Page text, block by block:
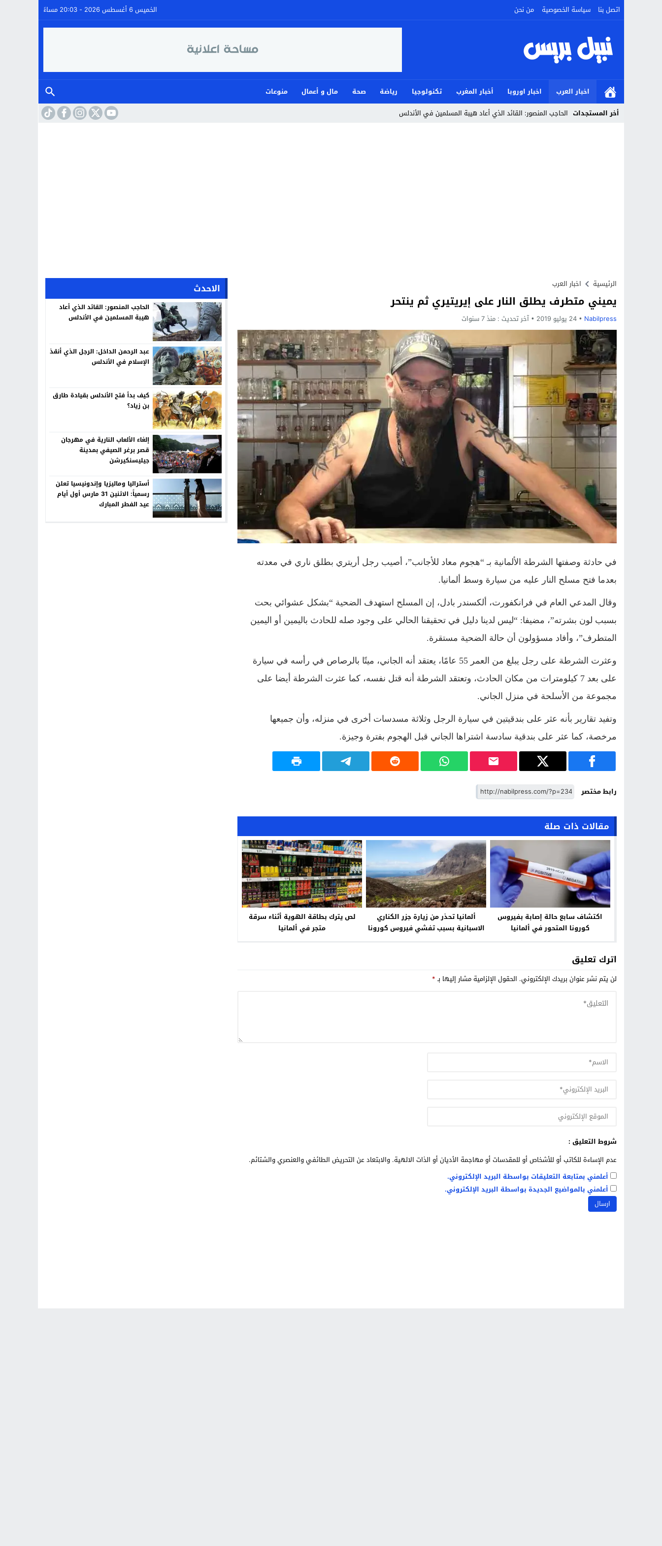
اتصل بنا سياسة الخصوصية من نحن الخميس 6 أغسطس 2026 - 20:03 مساءً
اخبار العرب اخبار اوروبا أخبار المغرب تكنولوجيا رياضة صحة مال و أعمال
منوعات
أخر المستجدات الحاجب المنصور: القائد الذي أعاد هيبة المسلمين في الأندلس
الرئيسية اخبار العرب
يميني متطرف يطلق النار على إيريتيري ثم ينتحر
Nabilpress 24 يوليو 2019 آخر تحديث : منذ 7 سنوات
في حادثة وصفتها الشرطة الألمانية بـ “هجوم معاد للأجانب”، أصيب رجل أريتري بطلق ناري في معدته
بعدما فتح مسلح النار عليه من سيارة وسط ألمانيا.
وقال المدعي العام في فرانكفورت، ألكسندر بادل، إن المسلح استهدف الضحية “بشكل عشوائي بحت
بسبب لون بشرته”، مضيفا: “ليس لدينا دليل في تحقيقنا الحالي على وجود صله للحادث باليمين أو اليمين
المتطرف”، وأفاد مسؤولون أن حالة الضحية مستقرة.
وعثرت الشرطة على رجل يبلغ من العمر 55 عامًا، يعتقد أنه الجاني، ميتًا بالرصاص في رأسه في سيارة
على بعد 7 كيلومترات من مكان الحادث، وتعتقد الشرطة أنه قتل نفسه، كما عثرت الشرطة أيضا على
مجموعة من الأسلحة في منزل الجاني.
وتفيد تقارير بأنه عثر على بندقيتين في سيارة الرجل وثلاثة مسدسات أخرى في منزله، وأن جميعها
مرخصة، كما عثر على بندقية سادسة اشتراها الجاني قبل الهجوم بفترة وجيزة.
رابط مختصر
مقالات ذات صلة
اكتشاف سابع حالة إصابة بفيروس
كورونا المتحور في ألمانيا
ألمانيا تحذر من زيارة جزر الكناري
الاسبانية بسبب تفشي فيروس كورونا
لص يترك بطاقة الهوية أثناء سرقة
متجر في ألمانيا
اترك تعليق
لن يتم نشر عنوان بريدك الإلكتروني. الحقول الإلزامية مشار إليها بـ*
شروط التعليق :
عدم الإساءة للكاتب أو للأشخاص أو للمقدسات أو مهاجمة الأديان أو الذات الالهية. والابتعاد عن التحريض الطائفي والعنصري والشتائم.
أعلمني بمتابعة التعليقات بواسطة البريد الإلكتروني.
أعلمني بالمواضيع الجديدة بواسطة البريد الإلكتروني.
الاحدث
الحاجب المنصور: القائد الذي أعاد
هيبة المسلمين في الأندلس
عبد الرحمن الداخل: الرجل الذي أنقذ
الإسلام في الأندلس
كيف بدأ فتح الأندلس بقيادة طارق
بن زياد؟
إلغاء الألعاب النارية في مهرجان
قصر برغر الصيفي بمدينة
جيليسنكيرشن
أستراليا وماليزيا وإندونيسيا تعلن
رسمياً: الاثنين 31 مارس أول أيام
عيد الفطر المبارك